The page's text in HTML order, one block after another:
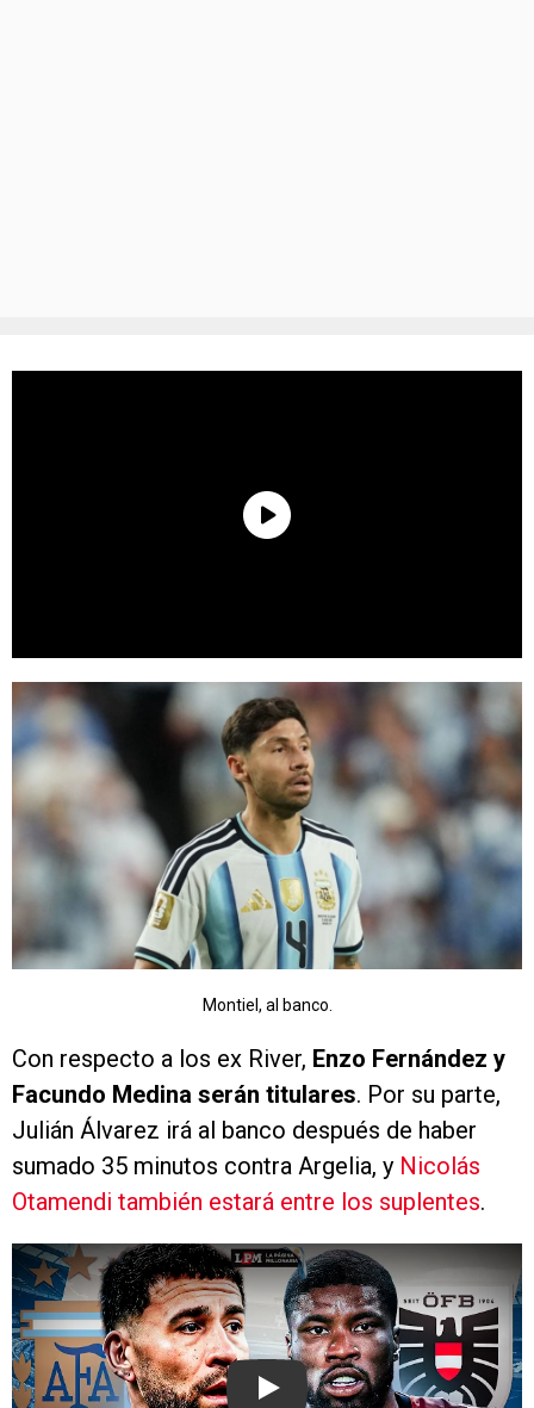
Montiel, al banco.
Con respecto a los ex River, Enzo Fernández y
Facundo Medina serán titulares. Por su parte,
Julián Álvarez irá al banco después de haber
sumado 35 minutos contra Argelia, y Nicolás
Otamendi también estará entre los suplentes.